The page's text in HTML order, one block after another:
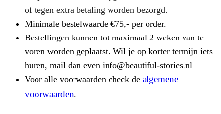
of tegen extra betaling worden bezorgd.
Minimale bestelwaarde €75,- per order.
Bestellingen kunnen tot maximaal 2 weken van te
voren worden geplaatst. Wil je op korter termijn iets
huren, mail dan even info@beautiful-stories.nl
Voor alle voorwaarden check de algemene
voorwaarden.